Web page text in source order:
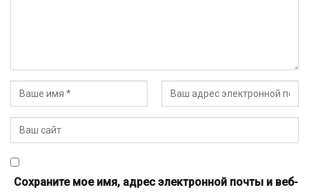
Сохраните мое имя, адрес электронной почты и веб-